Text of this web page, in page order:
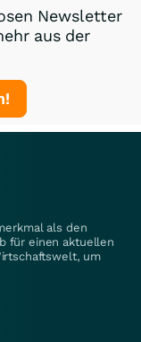
Newsletter
aus der
als den
für einen aktuellen
um